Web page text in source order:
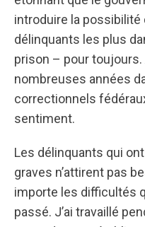
introduire la
délinquants les plus
prison – pour toujours.
nombreuses années
correctionnels
sentiment.
Les délinquants qui
graves n’attirent pas
importe les difficultés
passé. J’ai travaillé